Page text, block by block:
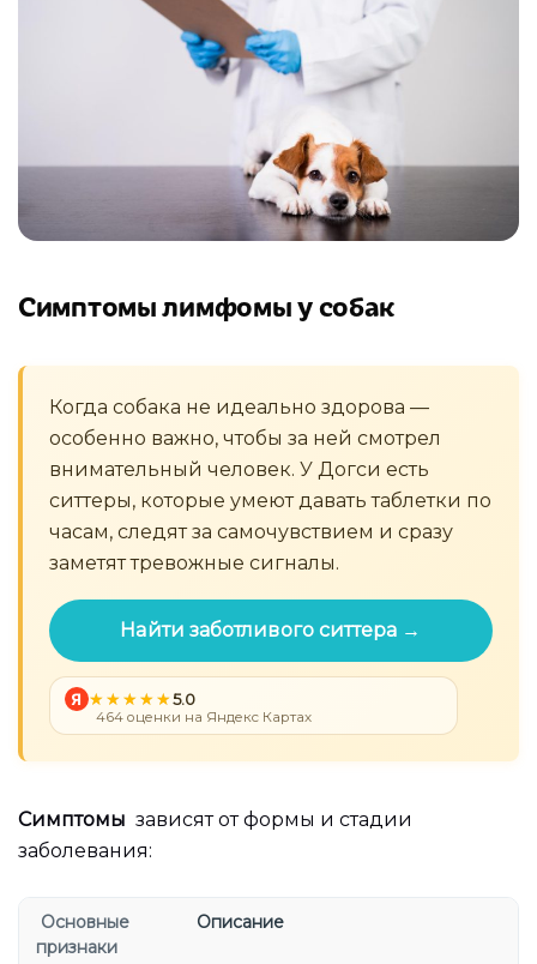
Симптомы лимфомы у собак
Когда собака не идеально здорова —
особенно важно, чтобы за ней смотрел
внимательный человек. У Догси есть
ситтеры, которые умеют давать таблетки по
часам, следят за самочувствием и сразу
заметят тревожные сигналы.
Найти заботливого ситтера →
Я 5.0
464 оценки на Яндекс Картах
Симптомы зависят от формы и стадии
заболевания:
Основные
признаки
Описание